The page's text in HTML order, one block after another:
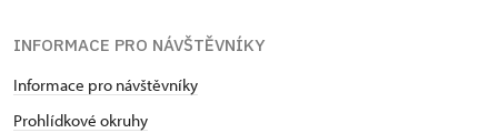
INFORMACE PRO NÁVŠTĚVNÍKY
Informace pro návštěvníky
Prohlídkové okruhy